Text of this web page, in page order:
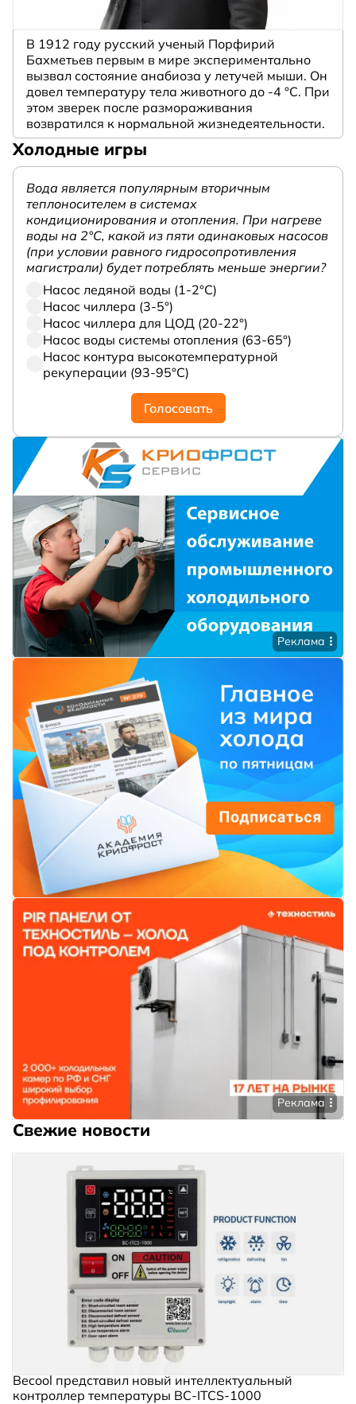
В 1912 году русский ученый Порфирий
Бахметьев первым в мире экспериментально
вызвал состояние анабиоза у летучей мыши. Он
довел температуру тела животного до -4 °C. При
этом зверек после размораживания
возвратился к нормальной жизнедеятельности.
Холодные игры
Вода является популярным вторичным
теплоносителем в системах
кондиционирования и отопления. При нагреве
воды на 2°С, какой из пяти одинаковых насосов
(при условии равного гидросопротивления
магистрали) будет потреблять меньше энергии?
Насос ледяной воды (1-2°С)
Насос чиллера (3-5°)
Насос чиллера для ЦОД (20-22°)
Насос воды системы отопления (63-65°)
Насос контура высокотемпературной
рекуперации (93-95°С)
Голосовать
Реклама
Реклама
Свежие новости
Becool представил новый интеллектуальный
контроллер температуры BC‑ITCS‑1000